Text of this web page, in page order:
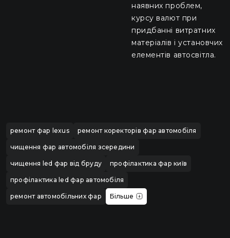
наявних проблем,
курсу валют при
придбанні витратних
матеріалів і установчих
елементів автосвітла.
ремонт фар lexus ремонт коректорів фар автомобіля
чищення фар автомобіля зсередини
чищення led фар від бруду профілактика фар київ
профілактика led фар автомобіля
ремонт автомобільних фар Більше